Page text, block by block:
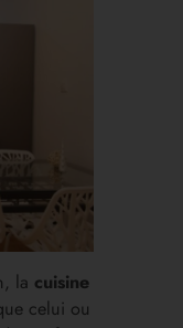
la cuisine
celui ou